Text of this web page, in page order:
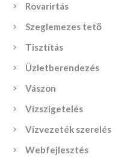
Rovarirtás
Szeglemezes tető
Tisztítás
Üzletberendezés
Vászon
Vízszigetelés
Vízvezeték szerelés
Webfejlesztés